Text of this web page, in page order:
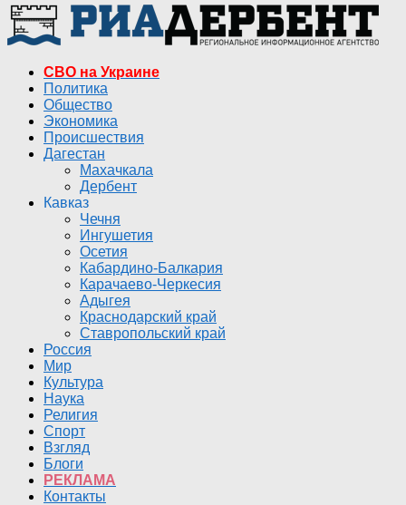
СВО на Украине
Политика
Общество
Экономика
Происшествия
Дагестан
Махачкала
Дербент
Кавказ
Чечня
Ингушетия
Осетия
Кабардино-Балкария
Карачаево-Черкесия
Адыгея
Краснодарский край
Ставропольский край
Россия
Мир
Культура
Наука
Религия
Спорт
Взгляд
Блоги
РЕКЛАМА
Контакты